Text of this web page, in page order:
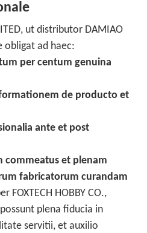
ut distributor DAMIAO
obligat ad haec:
per centum genuina
de producto et
ante et post
commeatus et plenam
fabricatorum curandam
FOXTECH HOBBY CO.,
plena fiducia in
servitii, et auxilio